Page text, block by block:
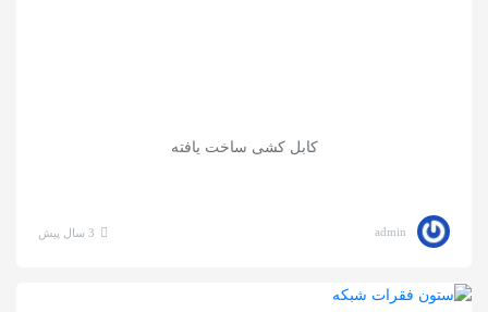
کابل کشی ساخت یافته
admin 3 سال پیش